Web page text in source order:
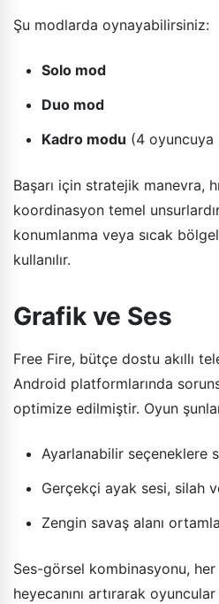
Şu modlarda oynayabilirsiniz:
Solo mod
Duo mod
Kadro modu (4 oyuncuya
Başarı için stratejik manevra,
koordinasyon temel
konumlanma veya sıcak
kullanılır.
Grafik ve Ses
Free Fire, bütçe dostu akıllı
Android platformlarında
optimize edilmiştir. Oyun
Ayarlanabilir seçeneklere
Gerçekçi ayak sesi, silah
Zengin savaş alanı
Ses-görsel kombinasyonu,
heyecanını artırarak